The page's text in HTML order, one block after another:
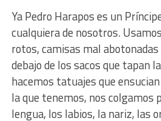
Ya Pedro Harapos es un
cualquiera de nosotros.
rotos, camisas mal
debajo de los sacos que tapan
hacemos tatuajes que
la que tenemos, nos colgamos
lengua, los labios, la nariz, las